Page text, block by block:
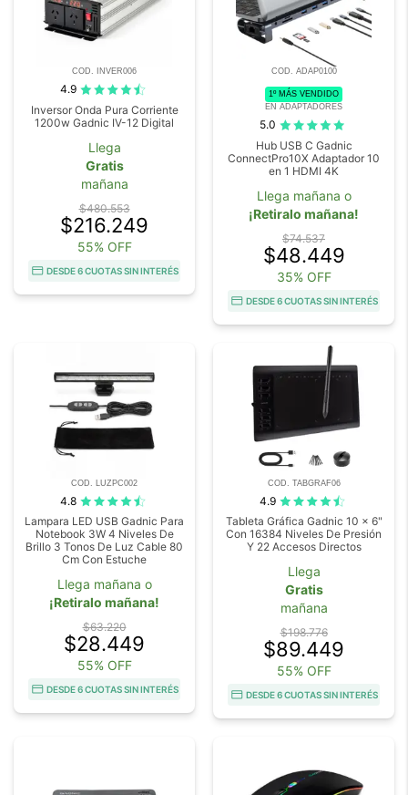
COD. INVER006
4.9
Inversor Onda Pura Corriente
1200w Gadnic IV-12 Digital
Llega
Gratis
mañana
$480.553
$216.249
55% OFF
DESDE 6 CUOTAS SIN INTERÉS
COD. ADAP0100
1º MÁS VENDIDO
EN ADAPTADORES
5.0
Hub USB C Gadnic
ConnectPro10X Adaptador 10
en 1 HDMI 4K
Llega mañana o
¡Retiralo mañana!
$74.537
$48.449
35% OFF
DESDE 6 CUOTAS SIN INTERÉS
COD. LUZPC002
4.8
Lampara LED USB Gadnic Para
Notebook 3W 4 Niveles De
Brillo 3 Tonos De Luz Cable 80
Cm Con Estuche
Llega mañana o
¡Retiralo mañana!
$63.220
$28.449
55% OFF
DESDE 6 CUOTAS SIN INTERÉS
COD. TABGRAF06
4.9
Tableta Gráfica Gadnic 10 x 6"
Con 16384 Niveles De Presión
Y 22 Accesos Directos
Llega
Gratis
mañana
$198.776
$89.449
55% OFF
DESDE 6 CUOTAS SIN INTERÉS